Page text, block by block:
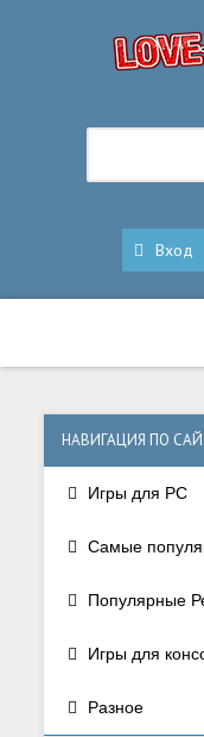
Вход
НАВИГАЦИЯ ПО
Игры для PC
Самые
Популярные
Игры для
Разное